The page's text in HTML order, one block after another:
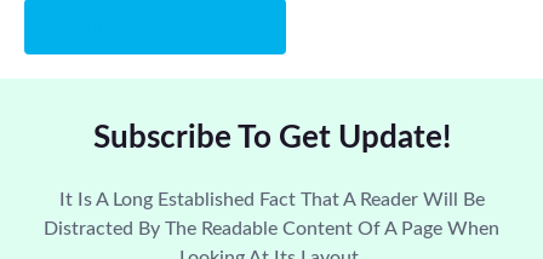
Subscribe To Get Update!
It Is A Long Established Fact That A Reader Will Be
Distracted By The Readable Content Of A Page When